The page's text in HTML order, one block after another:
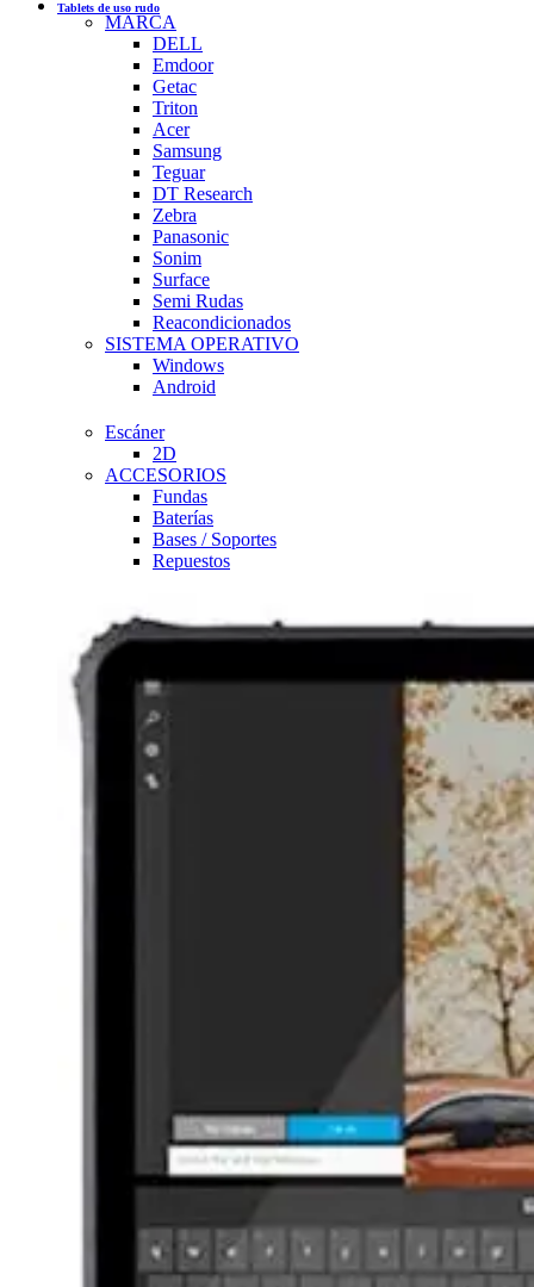
Tablets de uso rudo
MARCA
DELL
Emdoor
Getac
Triton
Acer
Samsung
Teguar
DT Research
Zebra
Panasonic
Sonim
Surface
Semi Rudas
Reacondicionados
SISTEMA OPERATIVO
Windows
Android
Escáner
2D
ACCESORIOS
Fundas
Baterías
Bases / Soportes
Repuestos